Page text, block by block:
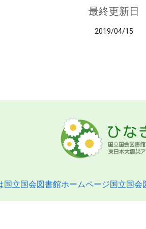
最終更新日
2019/04/15
国立国会図書館ホームページ国立国会